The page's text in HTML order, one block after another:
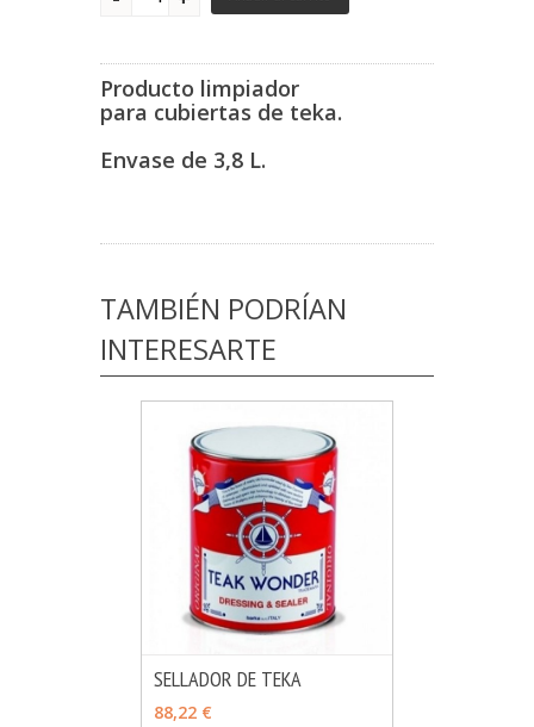
Producto limpiador
para cubiertas de teka.
Envase de 3,8 L.
TAMBIÉN PODRÍAN
INTERESARTE
SELLADOR DE TEKA
88,22 €